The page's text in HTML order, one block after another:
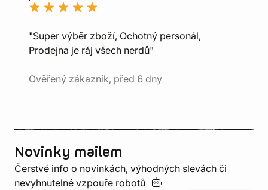
"Super výběr zboží, Ochotný personál,
Prodejna je ráj všech nerdů"
Ověřený zákazník, před 6 dny
Novinky mailem
Čerstvé info o novinkách, výhodných slevách či
nevyhnutelné vzpouře robotů